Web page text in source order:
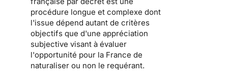
procédure longue et complexe dont
l'issue dépend autant de critères
objectifs que d'une appréciation
subjective visant à évaluer
l'opportunité pour la France de
naturaliser ou non le requérant.